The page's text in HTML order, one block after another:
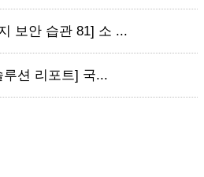
보안 습관 81] 소 ...
루션 리포트] 국...